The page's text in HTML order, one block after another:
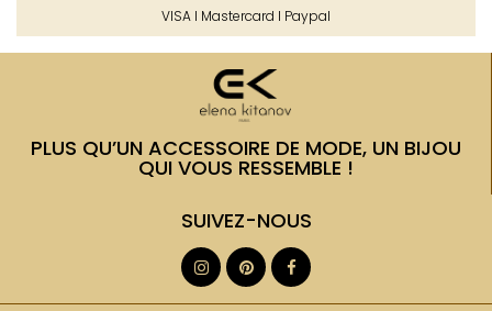
VISA I Mastercard I Paypal
PLUS QU’UN ACCESSOIRE DE MODE, UN BIJOU
QUI VOUS RESSEMBLE !
SUIVEZ-NOUS